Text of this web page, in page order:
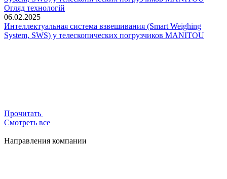
Огляд технологій
06.02.2025
Интеллектуальная система взвешивания (Smart Weighing
System, SWS) у телескопических погрузчиков MANITOU
Прочитать
Смотреть все
Направления компании